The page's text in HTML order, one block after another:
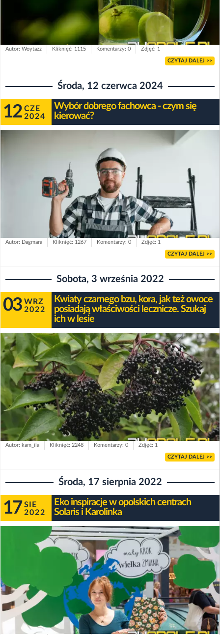
Autor: Woytazz Kliknięć: 1115 Komentarzy: 0 Zdjęć: 1
CZYTAJ DALEJ >>
Środa, 12 czerwca 2024
12 CZE
2024
Wybór dobrego fachowca - czym się
kierować?
Autor: Dagmara Kliknięć: 1267 Komentarzy: 0 Zdjęć: 1
CZYTAJ DALEJ >>
Sobota, 3 września 2022
03 WRZ
2022
Kwiaty czarnego bzu, kora, jak też owoce
posiadają właściwości lecznicze. Szukaj
ich w lesie
Autor: kam_ila Kliknięć: 2248 Komentarzy: 0 Zdjęć: 1
CZYTAJ DALEJ >>
Środa, 17 sierpnia 2022
17 SIE
2022
Eko inspiracje w opolskich centrach
Solaris i Karolinka